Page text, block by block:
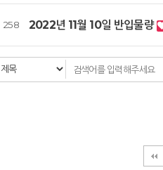
258 2022년 11월 10일 반입물량